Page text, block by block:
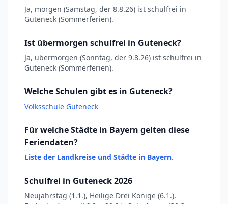
Ja, morgen (Samstag, der 8.8.26) ist schulfrei in
Guteneck (Sommerferien).
Ist übermorgen schulfrei in Guteneck?
Ja, übermorgen (Sonntag, der 9.8.26) ist schulfrei in
Guteneck (Sommerferien).
Welche Schulen gibt es in Guteneck?
Volksschule Guteneck
Für welche Städte in Bayern gelten diese
Feriendaten?
Liste der Landkreise und Städte in Bayern.
Schulfrei in Guteneck 2026
Neujahrstag (1.1.), Heilige Drei Könige (6.1.),